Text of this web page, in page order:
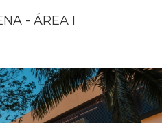
- ÁREA I